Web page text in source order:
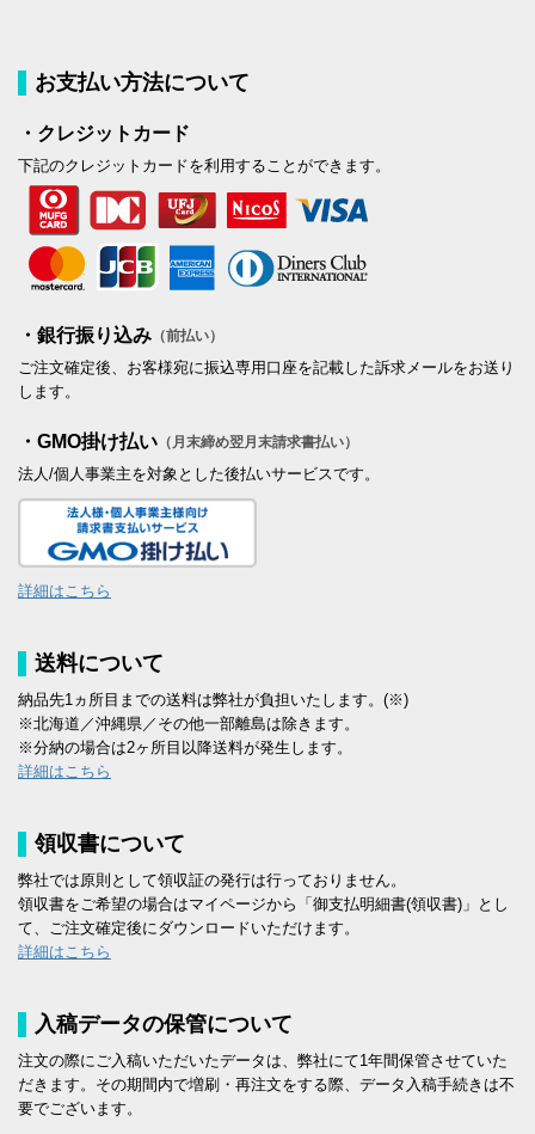
お支払い方法について
・クレジットカード
下記のクレジットカードを利用することができます。
・銀行振り込み （前払い）
ご注文確定後、お客様宛に振込専用口座を記載した訴求メールをお送り
します。
・GMO掛け払い （月末締め翌月末請求書払い）
法人/個人事業主を対象とした後払いサービスです。
詳細はこちら
送料について
納品先1ヵ所目までの送料は弊社が負担いたします。(※)
※北海道／沖縄県／その他一部離島は除きます。
※分納の場合は2ヶ所目以降送料が発生します。
詳細はこちら
領収書について
弊社では原則として領収証の発行は行っておりません。
領収書をご希望の場合はマイページから「御支払明細書(領収書)」とし
て、ご注文確定後にダウンロードいただけます。
詳細はこちら
入稿データの保管について
注文の際にご入稿いただいたデータは、弊社にて1年間保管させていた
だきます。その期間内で増刷・再注文をする際、データ入稿手続きは不
要でございます。